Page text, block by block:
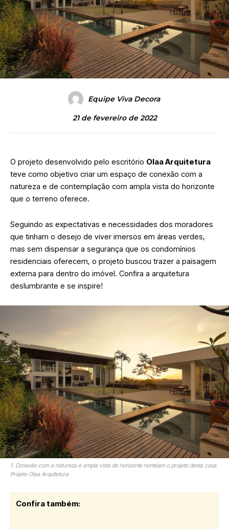
Equipe Viva Decora
21 de fevereiro de 2022
O projeto desenvolvido pelo escritório Olaa Arquitetura
teve como objetivo criar um espaço de conexão com a
natureza e de contemplação com ampla vista do horizonte
que o terreno oferece.
Seguindo as expectativas e necessidades dos moradores
que tinham o desejo de viver imersos em áreas verdes,
mas sem dispensar a segurança que os condomínios
residenciais oferecem, o projeto buscou trazer a paisagem
externa para dentro do imóvel. Confira a arquitetura
deslumbrante e se inspire!
1. Conexão com a natureza e ampla vista do horizonte norteiam o projeto desta casa.
Projeto Olaa Arquitetura
Confira também: